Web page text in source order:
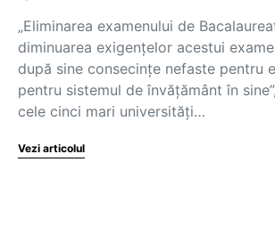
„Eliminarea examenului de
diminuarea exigențelor acestui
după sine consecințe nefaste pentru
pentru sistemul de învățământ în
cele cinci mari universități…
Vezi articolul